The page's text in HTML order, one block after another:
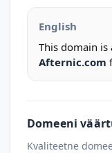
English
This domain is
Afternic.com
Domeeni
Kvaliteetne